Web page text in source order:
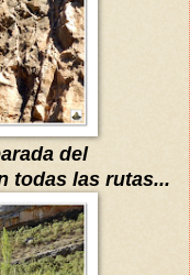
del
todas las rutas...